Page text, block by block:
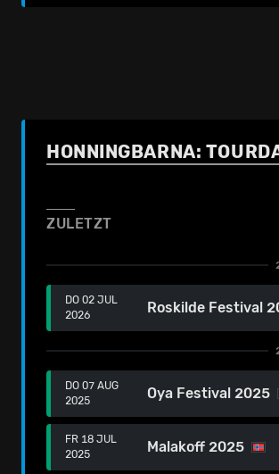
HONNINGBARNA:
ZULETZT
DO 02 JUL
2026
Roskilde Festival
DO 07 AUG
2025
Oya Festival 2025
FR 18 JUL
2025
Malakoff 2025